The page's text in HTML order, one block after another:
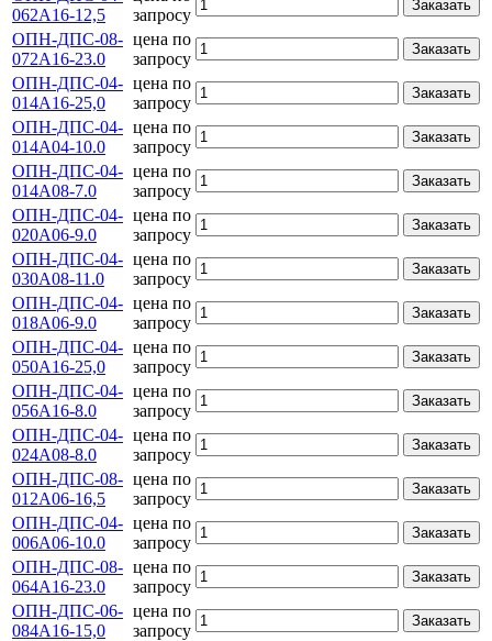
062А16-12,5
запросу
Заказать
ОПН-ДПС-08-
072А16-23.0
цена по
запросу
Заказать
ОПН-ДПС-04-
014А16-25,0
цена по
запросу
Заказать
ОПН-ДПС-04-
014А04-10.0
цена по
запросу
Заказать
ОПН-ДПС-04-
014А08-7.0
цена по
запросу
Заказать
ОПН-ДПС-04-
020А06-9.0
цена по
запросу
Заказать
ОПН-ДПС-04-
030А08-11.0
цена по
запросу
Заказать
ОПН-ДПС-04-
018А06-9.0
цена по
запросу
Заказать
ОПН-ДПС-04-
050А16-25,0
цена по
запросу
Заказать
ОПН-ДПС-04-
056А16-8.0
цена по
запросу
Заказать
ОПН-ДПС-04-
024А08-8.0
цена по
запросу
Заказать
ОПН-ДПС-08-
012А06-16,5
цена по
запросу
Заказать
ОПН-ДПС-04-
006А06-10.0
цена по
запросу
Заказать
ОПН-ДПС-08-
064А16-23.0
цена по
запросу
Заказать
ОПН-ДПС-06-
084А16-15,0
цена по
запросу
Заказать